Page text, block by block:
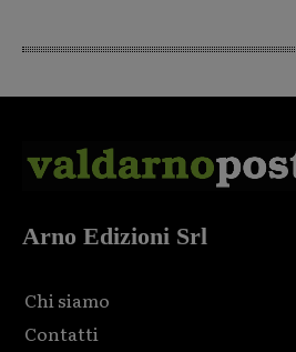
Arno Edizioni Srl
Chi siamo
Contatti